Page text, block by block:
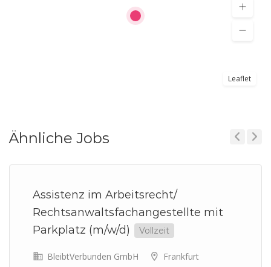
Leaflet
Ähnliche Jobs
Assistenz im Arbeitsrecht/
Rechtsanwaltsfachangestellte mit
Parkplatz (m/w/d)
Vollzeit
BleibtVerbunden GmbH Frankfurt